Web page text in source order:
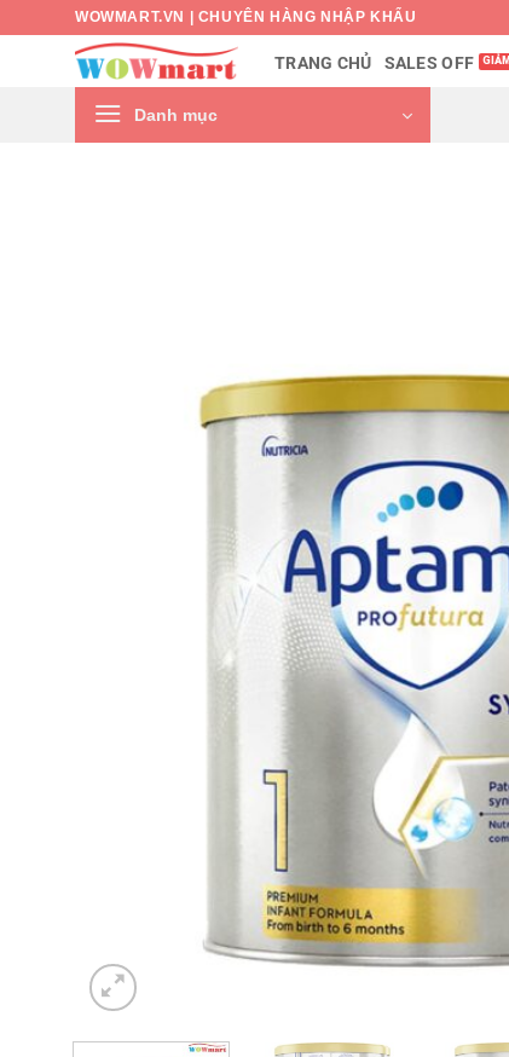
WOWMART.VN | CHUYÊN HÀNG NHẬP KHẨU
TRANG CHỦ SALES OFF
Danh mục